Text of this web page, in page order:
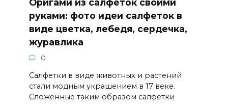
Оригами из салфеток своими
руками: фото идеи салфеток в
виде цветка, лебедя, сердечка,
журавлика
0
Салфетки в виде животных и растений
стали модным украшением в 17 веке.
Сложенные таким образом салфетки